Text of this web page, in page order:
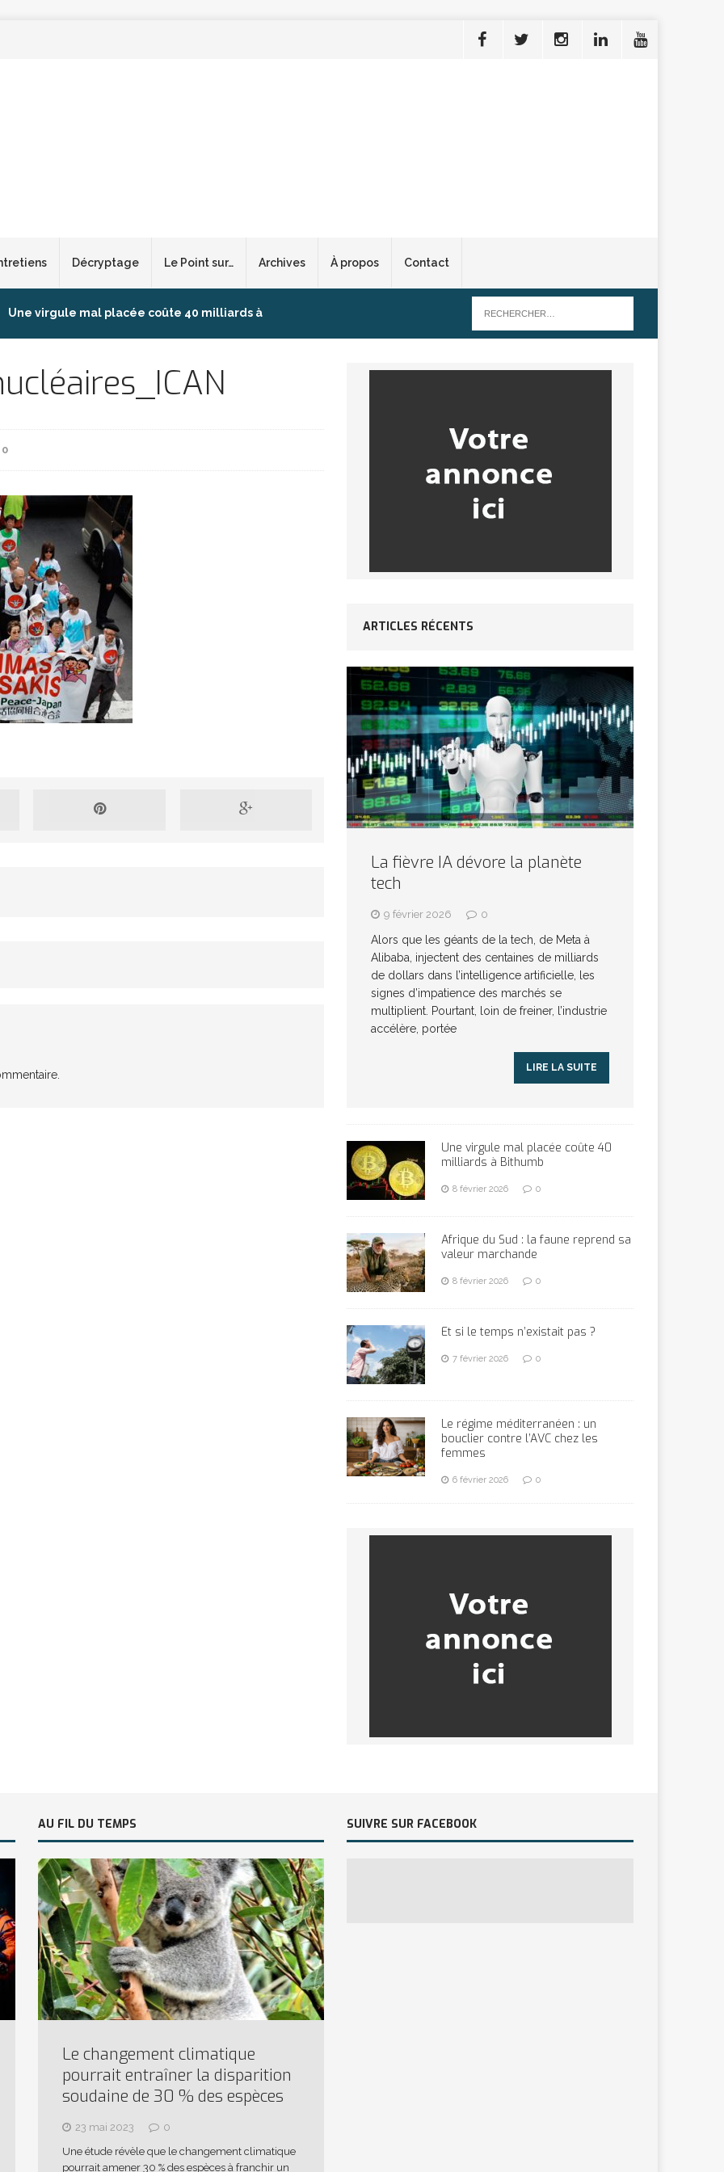
Décryptage Le Point sur… Archives À propos Contact
Une virgule mal placée coûte 40 milliards à
Et si le temps n’existait pas ?
Le régime méditerranéen : un bouclier contre
femmes ARTICLES RÉÇENTS
Énergie solaire : l’Afrique passe de la pénurie à
RÉÇENTS
0
ARTICLES RÉCENTS
La fièvre IA dévore la planète
tech
9 février 2026 0
Alors que les géants de la tech, de Meta à
Alibaba, injectent des centaines de milliards
de dollars dans l’intelligence artificielle, les
signes d’impatience des marchés se
multiplient. Pourtant, loin de freiner, l’industrie
accélère, portée
LIRE LA SUITE
Une virgule mal placée coûte 40
milliards à Bithumb
8 février 2026 0
Afrique du Sud : la faune reprend sa
valeur marchande
8 février 2026 0
Et si le temps n’existait pas ?
7 février 2026 0
Le régime méditerranéen : un
bouclier contre l’AVC chez les
femmes
6 février 2026 0
AU FIL DU TEMPS
Le changement climatique
pourrait entraîner la disparition
soudaine de 30 % des espèces
23 mai 2023
0
Une étude révèle que le changement climatique
pourrait amener 30 % des espèces à franchir un
SUIVRE SUR FACEBOOK